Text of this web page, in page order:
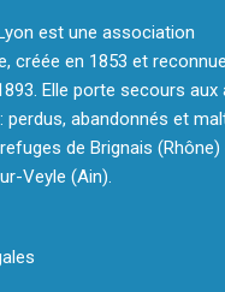
est une association
créée en 1853 et
Elle porte secours aux
perdus, abandonnés et
de Brignais (Rhône)
Veyle (Ain).